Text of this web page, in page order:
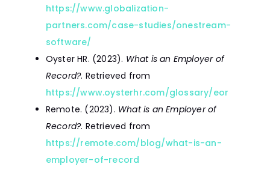
https://www.globalization-
partners.com/case-studies/onestream-
software/
Oyster HR. (2023). What is an Employer of
Record?. Retrieved from
https://www.oysterhr.com/glossary/eor
Remote. (2023). What is an Employer of
Record?. Retrieved from
https://remote.com/blog/what-is-an-
employer-of-record